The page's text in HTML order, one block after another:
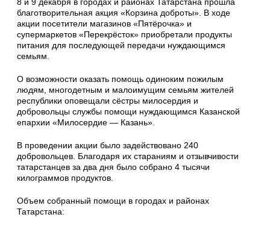
благотворительная акция «Корзина доброты». В ходе
акции посетители магазинов «Пятёрочка» и
супермаркетов «Перекрёсток» приобретали продукты
питания для последующей передачи нуждающимся
семьям.
О возможности оказать помощь одиноким пожилым
людям, многодетным и малоимущим семьям жителей
республики оповещали сёстры милосердия и
добровольцы службы помощи нуждающимся Казанской
епархии «Милосердие — Казань».
В проведении акции было задействовано 240
добровольцев. Благодаря их стараниям и отзывчивости
татарстанцев за два дня было собрано 4 тысячи
килограммов продуктов.
Объем собранный помощи в городах и районах
Татарстана: